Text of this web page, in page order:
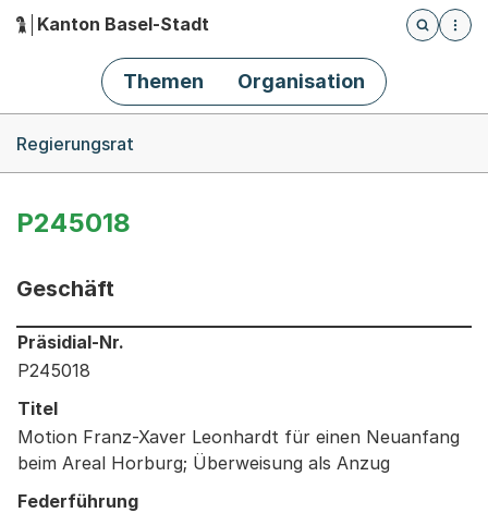
Hauptnavigation
Kanton Basel-Stadt
Öffnet
Themen Organisation
Regierungsrat
P245018
Geschäft
Informationen zum Ausgewählten Geschäft
Präsidial-Nr.
P245018
Titel
Motion Franz-Xaver Leonhardt für einen Neuanfang
beim Areal Horburg; Überweisung als Anzug
Federführung